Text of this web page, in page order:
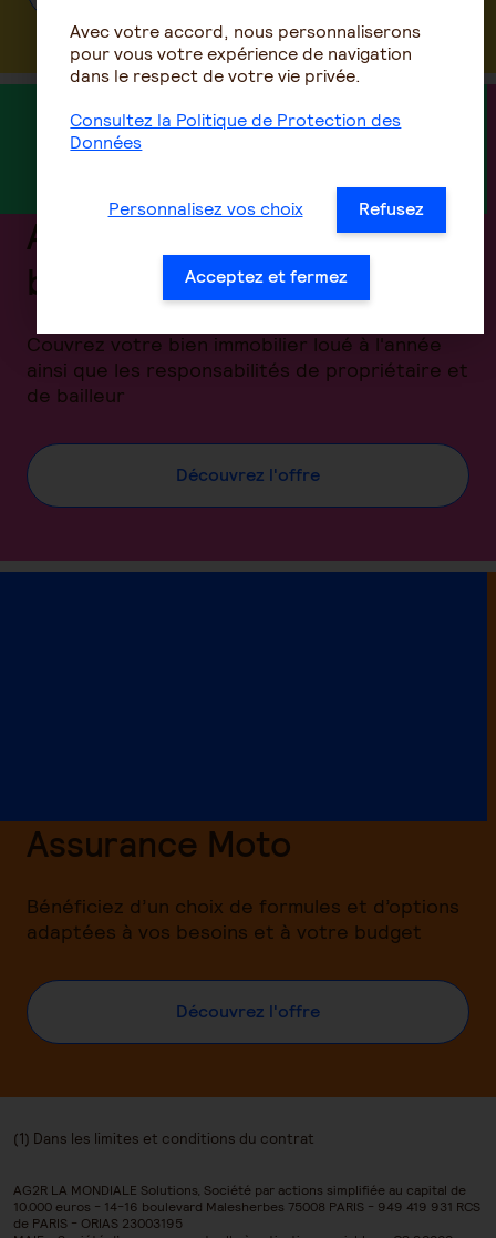
Assurance propriétaire
bailleur
Couvrez votre bien immobilier loué à l'année
ainsi que les responsabilités de propriétaire et
de bailleur
Découvrez l'offre
Assurance Moto
Bénéficiez d’un choix de formules et d’options
adaptées à vos besoins et à votre budget
Découvrez l'offre
(1) Dans les limites et conditions du contrat
AG2R LA MONDIALE Solutions, Société par actions simplifiée au capital de
10.000 euros - 14-16 boulevard Malesherbes 75008 PARIS - 949 419 931 RCS
de PARIS - ORIAS 23003195
Avec votre accord, nous personnaliserons
pour vous votre expérience de navigation
dans le respect de votre vie privée.
Consultez la Politique de Protection des
Données
Personnalisez vos choix Refusez
Acceptez et fermez